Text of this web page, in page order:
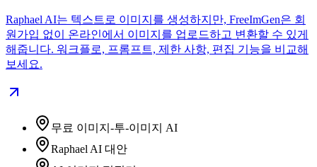
Raphael AI는 텍스트로 이미지를 생성하지만, FreeImGen은 회
원가입 없이 온라인에서 이미지를 업로드하고 변환할 수 있게
해줍니다. 워크플로, 프롬프트, 제한 사항, 편집 기능을 비교해
보세요.
무료 이미지-투-이미지 AI
Raphael AI 대안